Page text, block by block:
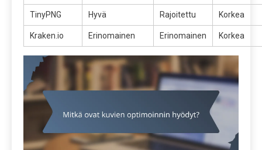
TinyPNG Hyvä Rajoitettu Korkea
Kraken.io Erinomainen Erinomainen Korkea